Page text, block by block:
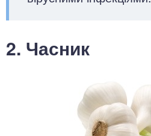
2. Часник